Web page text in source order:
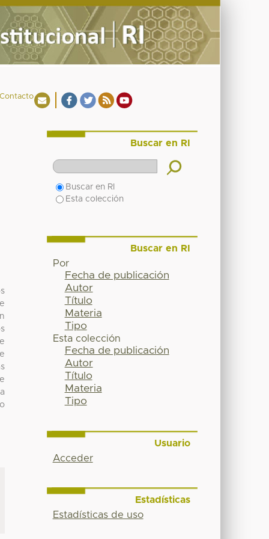
Buscar en RI
Buscar en RI
Esta colección
Buscar en RI
Por
Fecha de publicación
Autor
Título
Materia
Tipo
Esta colección
Fecha de publicación
Autor
Título
Materia
Tipo
Usuario
Acceder
Estadísticas
Estadísticas de uso